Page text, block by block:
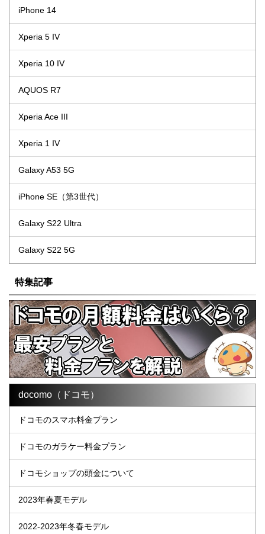
iPhone 14
Xperia 5 IV
Xperia 10 IV
AQUOS R7
Xperia Ace III
Xperia 1 IV
Galaxy A53 5G
iPhone SE（第3世代）
Galaxy S22 Ultra
Galaxy S22 5G
特集記事
docomo（ドコモ）
ドコモのスマホ料金プラン
ドコモのガラケー料金プラン
ドコモショップの頭金について
2023年春夏モデル
2022-2023年冬春モデル